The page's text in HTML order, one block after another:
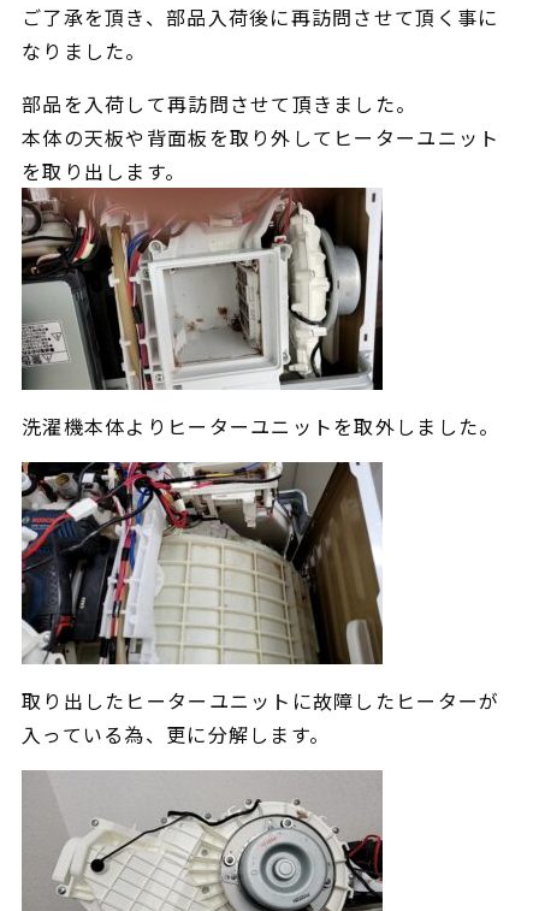
ご了承を頂き、部品入荷後に再訪問させて頂く事に
なりました。
部品を入荷して再訪問させて頂きました。
本体の天板や背面板を取り外してヒーターユニット
を取り出します。
洗濯機本体よりヒーターユニットを取外しました。
取り出したヒーターユニットに故障したヒーターが
入っている為、更に分解します。